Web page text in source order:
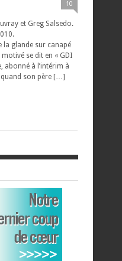
10
et Greg Salsedo.
la glande sur canapé
se dit en « GDI
abonné à l’intérim à
quand son père […]